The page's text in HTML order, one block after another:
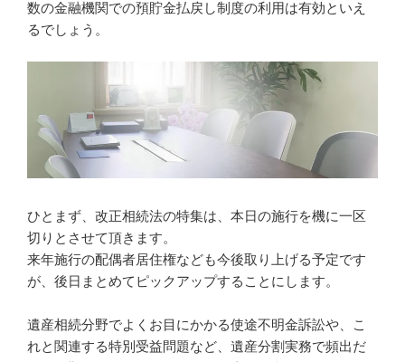
数の金融機関での預貯金払戻し制度の利用は有効といえ
るでしょう。
ひとまず、改正相続法の特集は、本日の施行を機に一区
切りとさせて頂きます。
来年施行の配偶者居住権なども今後取り上げる予定です
が、後日まとめてピックアップすることにします。
遺産相続分野でよくお目にかかる使途不明金訴訟や、こ
れと関連する特別受益問題など、遺産分割実務で頻出だ